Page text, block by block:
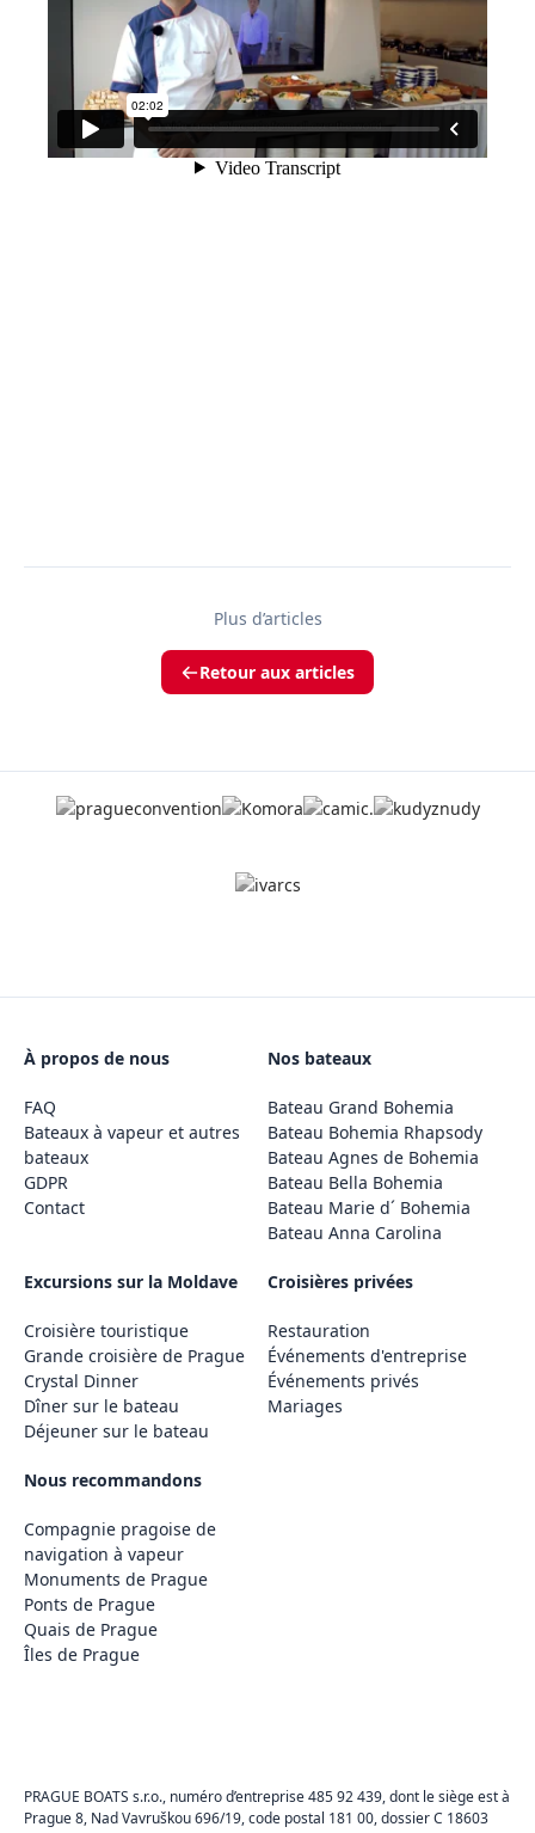
Plus d’articles
Retour aux articles
À propos de nous
FAQ
Bateaux à vapeur et autres
bateaux
GDPR
Contact
Nos bateaux
Bateau Grand Bohemia
Bateau Bohemia Rhapsody
Bateau Agnes de Bohemia
Bateau Bella Bohemia
Bateau Marie d´ Bohemia
Bateau Anna Carolina
Excursions sur la Moldave
Croisière touristique
Grande croisière de Prague
Crystal Dinner
Dîner sur le bateau
Déjeuner sur le bateau
Croisières privées
Restauration
Événements d'entreprise
Événements privés
Mariages
Nous recommandons
Compagnie pragoise de
navigation à vapeur
Monuments de Prague
Ponts de Prague
Quais de Prague
Îles de Prague
PRAGUE BOATS s.r.o., numéro d’entreprise 485 92 439, dont le siège est à
Prague 8, Nad Vavruškou 696/19, code postal 181 00, dossier C 18603